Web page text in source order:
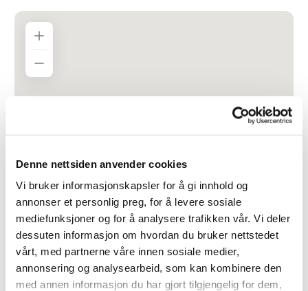
Denne nettsiden anvender cookies
Vi bruker informasjonskapsler for å gi innhold og
annonser et personlig preg, for å levere sosiale
mediefunksjoner og for å analysere trafikken vår. Vi deler
dessuten informasjon om hvordan du bruker nettstedet
vårt, med partnerne våre innen sosiale medier,
annonsering og analysearbeid, som kan kombinere den
med annen informasjon du har gjort tilgjengelig for dem,
Myrvangveien 140, 2500 Tynset